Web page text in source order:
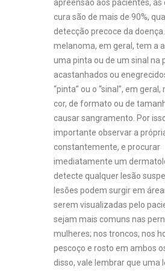
apreensão aos pacientes, as
cura são de mais de 90%,
detecção precoce da doença.
melanoma, em geral, tem a
uma pinta ou de um sinal na
acastanhados ou
“pinta” ou o “sinal”, em
cor, de formato ou de
causar sangramento. Por
importante observar a
constantemente, e procurar
imediatamente um
detecte qualquer lesão
lesões podem surgir em
serem visualizadas pelo
sejam mais comuns nas
mulheres; nos troncos, nos
pescoço e rosto em ambos
disso, vale lembrar que uma